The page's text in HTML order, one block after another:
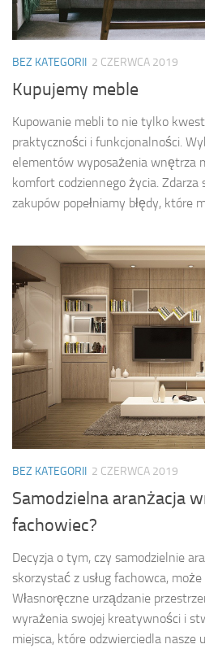
BEZ KATEGORII 2 CZERWCA 2019
Kupujemy meble
Kupowanie mebli to nie tylko
praktyczności i funkcjonalności.
elementów wyposażenia wnętrza
komfort codziennego życia. Zdarza
zakupów popełniamy błędy, które
BEZ KATEGORII 2 CZERWCA 2019
Samodzielna aranżacja
fachowiec?
Decyzja o tym, czy samodzielnie
skorzystać z usług fachowca, może
Własnoręczne urządzanie
wyrażenia swojej kreatywności i
miejsca, które odzwierciedla nasze